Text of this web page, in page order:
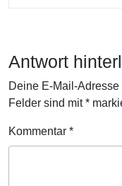
Antwort
Deine E-Mail-
Felder sind mit*
Kommentar *